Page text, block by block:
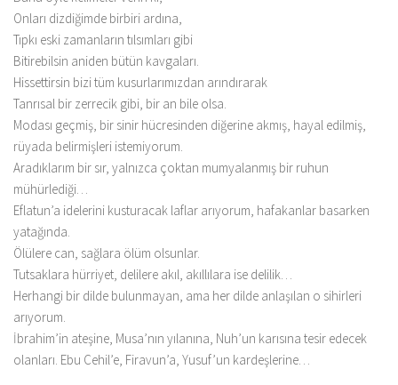
Onları dizdiğimde birbiri ardına,
Tıpkı eski zamanların tılsımları gibi
Bitirebilsin aniden bütün kavgaları.
Hissettirsin bizi tüm kusurlarımızdan arındırarak
Tanrısal bir zerrecik gibi, bir an bile olsa.
Modası geçmiş, bir sinir hücresinden diğerine akmış, hayal edilmiş,
rüyada belirmişleri istemiyorum.
Aradıklarım bir sır, yalnızca çoktan mumyalanmış bir ruhun
mühürlediği…
Eflatun’a idelerini kusturacak laflar arıyorum, hafakanlar basarken
yatağında.
Ölülere can, sağlara ölüm olsunlar.
Tutsaklara hürriyet, delilere akıl, akıllılara ise delilik…
Herhangi bir dilde bulunmayan, ama her dilde anlaşılan o sihirleri
arıyorum.
İbrahim’in ateşine, Musa’nın yılanına, Nuh’un karısına tesir edecek
olanları. Ebu Cehil’e, Firavun’a, Yusuf’un kardeşlerine…